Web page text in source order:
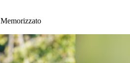
Memorizzato